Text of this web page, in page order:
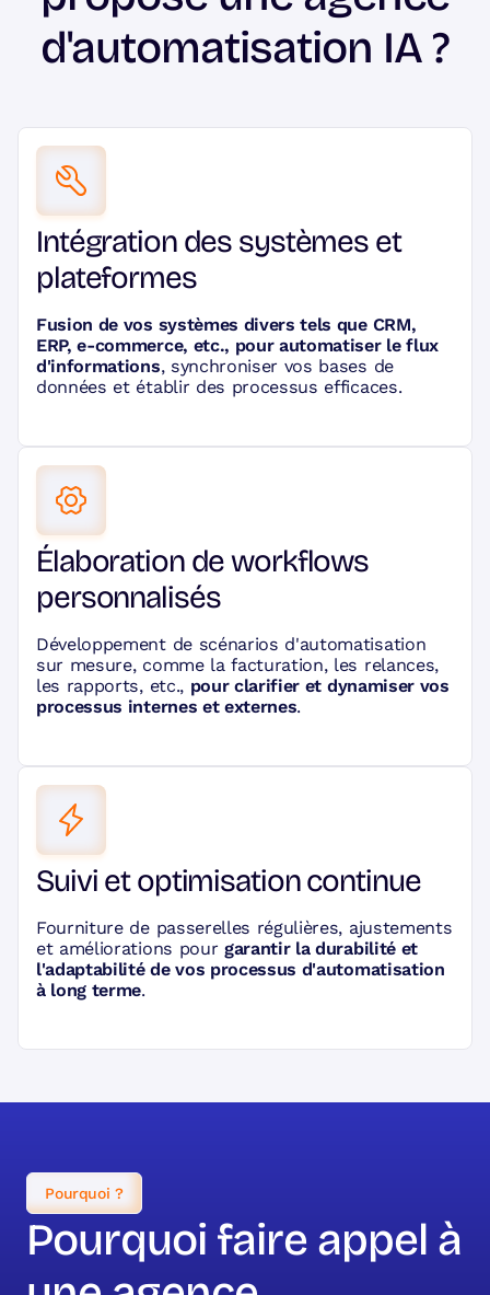
d'automatisation IA ?
Intégration des systèmes et
plateformes
Fusion de vos systèmes divers tels que CRM,
ERP, e-commerce, etc., pour automatiser le flux
d'informations, synchroniser vos bases de
données et établir des processus efficaces.
Élaboration de workflows
personnalisés
Développement de scénarios d'automatisation
sur mesure, comme la facturation, les relances,
les rapports, etc., pour clarifier et dynamiser vos
processus internes et externes.
Suivi et optimisation continue
Fourniture de passerelles régulières, ajustements
et améliorations pour garantir la durabilité et
l'adaptabilité de vos processus d'automatisation
à long terme.
Pourquoi ?
Pourquoi faire appel à